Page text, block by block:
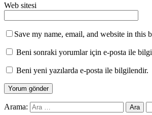
Web sitesi
Save my name, email, and website in this
Beni sonraki yorumlar için e-posta ile
Beni yeni yazılarda e-posta ile bilgilendir.
Arama: